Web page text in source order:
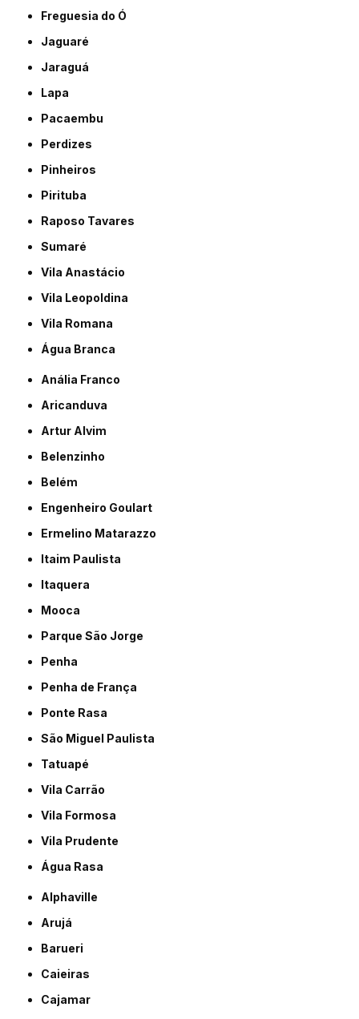
Freguesia do Ó
Jaguaré
Jaraguá
Lapa
Pacaembu
Perdizes
Pinheiros
Pirituba
Raposo Tavares
Sumaré
Vila Anastácio
Vila Leopoldina
Vila Romana
Água Branca
Anália Franco
Aricanduva
Artur Alvim
Belenzinho
Belém
Engenheiro Goulart
Ermelino Matarazzo
Itaim Paulista
Itaquera
Mooca
Parque São Jorge
Penha
Penha de França
Ponte Rasa
São Miguel Paulista
Tatuapé
Vila Carrão
Vila Formosa
Vila Prudente
Água Rasa
Alphaville
Arujá
Barueri
Caieiras
Cajamar